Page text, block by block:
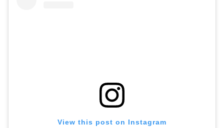
View this post on Instagram